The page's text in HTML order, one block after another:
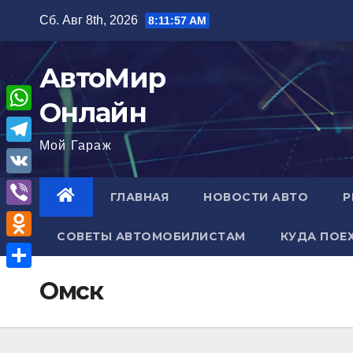
содержимому
Сб. Авг 8th, 2026 8:11:58 AM
АвтоМир
Онлайн
Мой Гараж
ГЛАВНАЯ НОВОСТИ АВТО
СОВЕТЫ АВТОМОБИЛИСТАМ КУДА
Омск
W
h
a
A
T
e
l
e
g
m
V
K
V
i
b
O
o
п